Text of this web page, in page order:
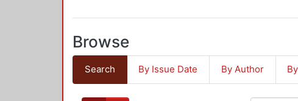
Browse
Search By Issue Date By Author